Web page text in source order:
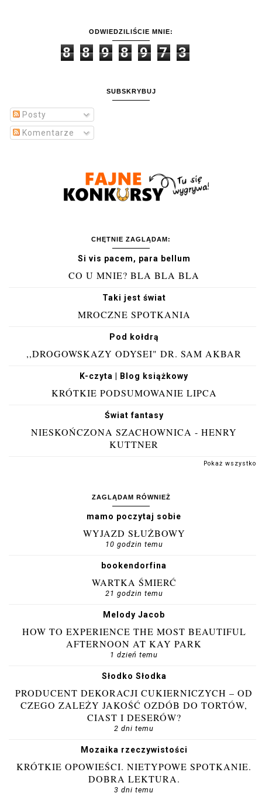
ODWIEDZILIŚCIE MNIE:
8 8 9 8 9 7 3
SUBSKRYBUJ
Posty
Komentarze
CHĘTNIE ZAGLĄDAM:
Si vis pacem, para bellum
CO U MNIE? BLA BLA BLA
Taki jest świat
MROCZNE SPOTKANIA
Pod kołdrą
,,DROGOWSKAZY ODYSEI" DR. SAM AKBAR
K-czyta | Blog książkowy
KRÓTKIE PODSUMOWANIE LIPCA
Świat fantasy
NIESKOŃCZONA SZACHOWNICA - HENRY
KUTTNER
Pokaż wszystko
ZAGLĄDAM RÓWNIEŻ
mamo poczytaj sobie
WYJAZD SŁUŻBOWY
10 godzin temu
bookendorfina
WARTKA ŚMIERĆ
21 godzin temu
Melody Jacob
HOW TO EXPERIENCE THE MOST BEAUTIFUL
AFTERNOON AT KAY PARK
1 dzień temu
Słodko Słodka
PRODUCENT DEKORACJI CUKIERNICZYCH – OD
CZEGO ZALEŻY JAKOŚĆ OZDÓB DO TORTÓW,
CIAST I DESERÓW?
2 dni temu
Mozaika rzeczywistości
KRÓTKIE OPOWIEŚCI. NIETYPOWE SPOTKANIE.
DOBRA LEKTURA.
3 dni temu